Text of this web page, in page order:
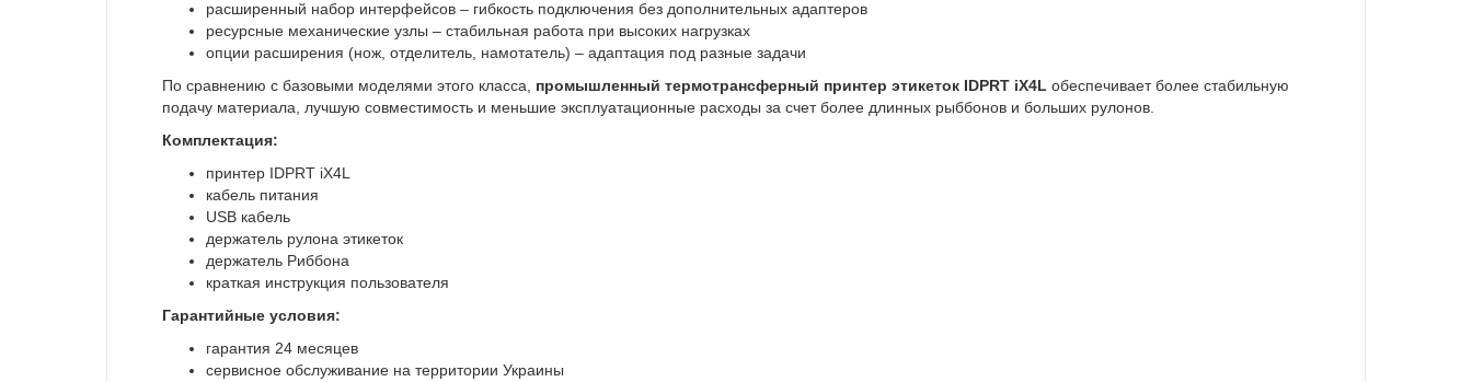
расширенный набор интерфейсов – гибкость подключения без дополнительных адаптеров
ресурсные механические узлы – стабильная работа при высоких нагрузках
опции расширения (нож, отделитель, намотатель) – адаптация под разные задачи
По сравнению с базовыми моделями этого класса, промышленный термотрансферный принтер этикеток IDPRT iX4L обеспечивает более стабильную
подачу материала, лучшую совместимость и меньшие эксплуатационные расходы за счет более длинных рыббонов и больших рулонов.
Комплектация:
принтер IDPRT iX4L
кабель питания
USB кабель
держатель рулона этикеток
держатель Риббона
краткая инструкция пользователя
Гарантийные условия:
гарантия 24 месяцев
сервисное обслуживание на территории Украины